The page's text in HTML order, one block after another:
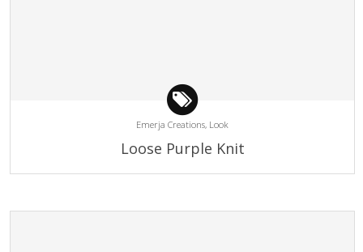
Emerja Creations, Look
Loose Purple Knit